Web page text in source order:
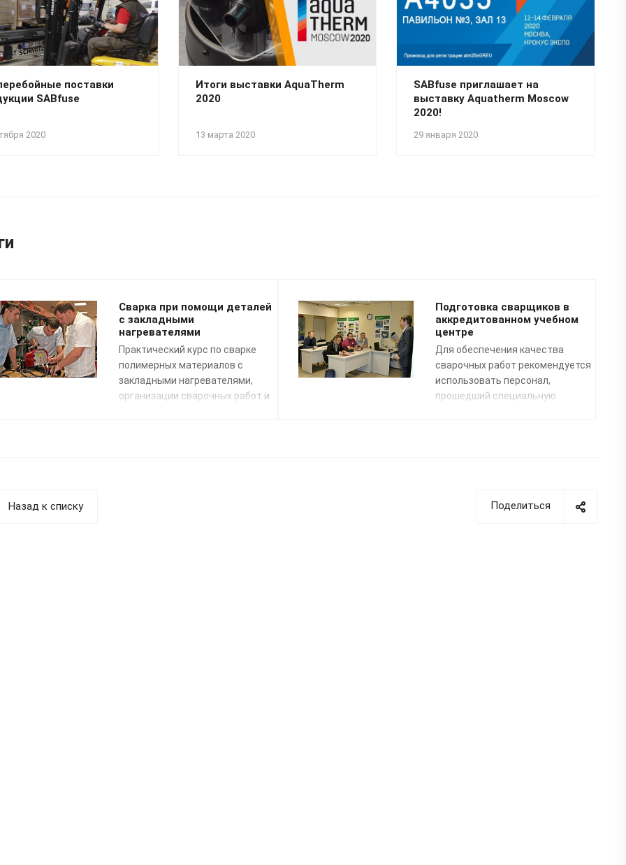
2020
поставки
SABfuse
13 марта 2020
Итоги выставки AquaTherm
2020
29 января 2020
SABfuse приглашает на
выставку Aquatherm Moscow
2020!
Сварка при помощи деталей
с закладными
нагревателями
Практический курс по сварке
полимерных материалов с
закладными нагревателями,
организации сварочных работ и
Подготовка сварщиков в
аккредитованном учебном
центре
Для обеспечения качества
сварочных работ рекомендуется
использовать персонал,
прошедший специальную
сварка полимерных
Поделиться
Назад к списку